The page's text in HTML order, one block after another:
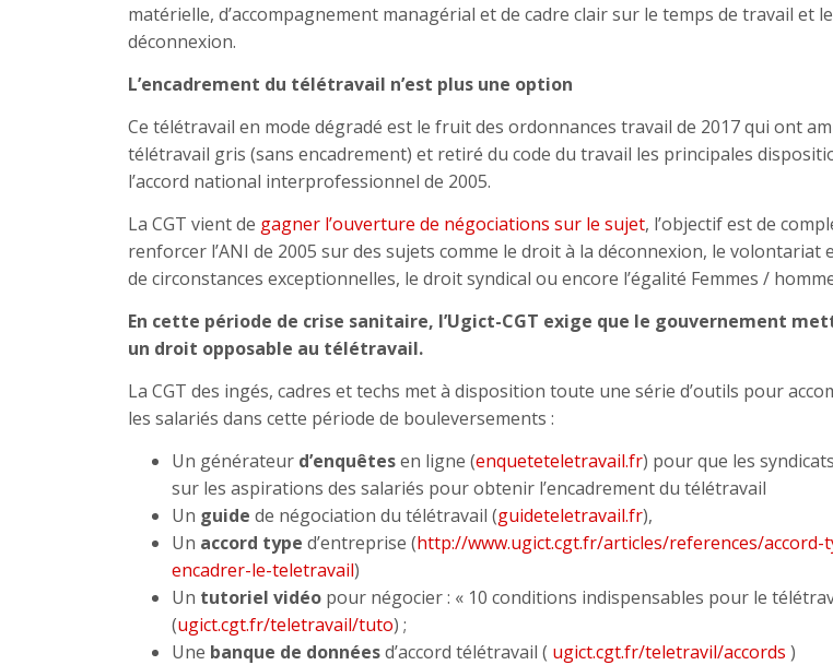
matérielle, d’accompagnement managérial et de cadre clair sur le temps de travail et
déconnexion.
L’encadrement du télétravail n’est plus une option
Ce télétravail en mode dégradé est le fruit des ordonnances travail de 2017 qui ont
télétravail gris (sans encadrement) et retiré du code du travail les principales
l’accord national interprofessionnel de 2005.
La CGT vient de gagner l’ouverture de négociations sur le sujet, l’objectif est de
renforcer l’ANI de 2005 sur des sujets comme le droit à la déconnexion, le volontariat
de circonstances exceptionnelles, le droit syndical ou encore l’égalité Femmes /
En cette période de crise sanitaire, l’Ugict-CGT exige que le gouvernement
un droit opposable au télétravail.
La CGT des ingés, cadres et techs met à disposition toute une série d’outils pour
les salariés dans cette période de bouleversements :
Un générateur d’enquêtesen ligne (enqueteteletravail.fr) pour que les
sur les aspirations des salariés pour obtenir l’encadrement du télétravail
Un guide de négociation du télétravail (guideteletravail.fr),
Un accord type d’entreprise (http://www.ugict.cgt.fr/articles/references/accord-
encadrer-le-teletravail)
Un tutoriel vidéo pour négocier : « 10 conditions indispensables pour le
(ugict.cgt.fr/teletravail/tuto) ;
Une banque de donnéesd’accord télétravail ( ugict.cgt.fr/teletravil/accords )